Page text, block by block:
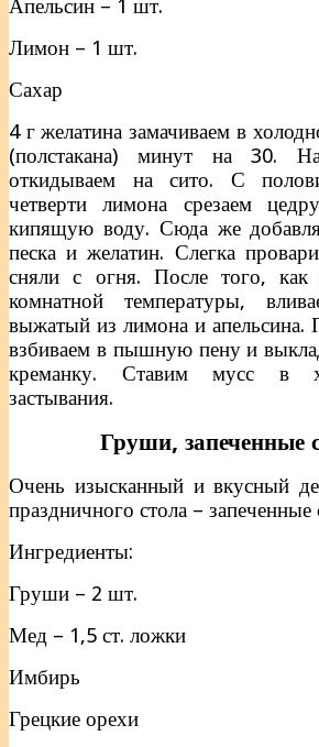
Апельсин – 1 шт.
Лимон – 1 шт.
Сахар
4 г желатина замачиваем в
(полстакана) минут на 30.
откидываем на сито. С
четверти лимона срезаем
кипящую воду. Сюда же
песка и желатин. Слегка
сняли с огня. После того, как
комнатной температуры,
выжатый из лимона и апельсина.
взбиваем в пышную пену и
креманку. Ставим мусс в
застывания.
Груши, запеченные
Очень изысканный и вкусный
праздничного стола –
Ингредиенты:
Груши – 2 шт.
Мед – 1,5 ст. ложки
Имбирь
Грецкие орехи